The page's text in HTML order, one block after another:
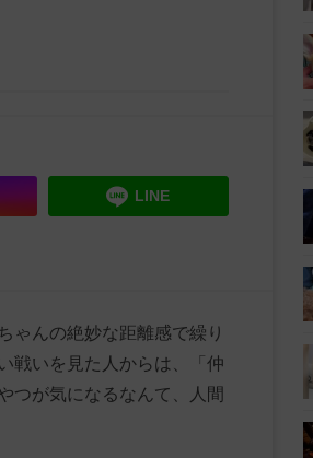
LINE
ゃんの絶妙な距離感で繰り
戦いを見た人からは、「仲
つが気になるなんて、人間